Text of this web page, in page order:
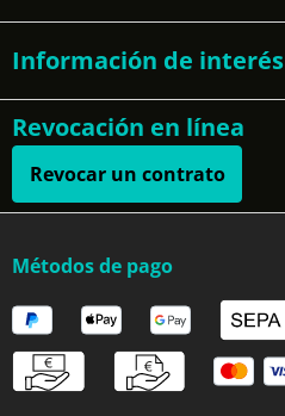
Información de interés
Revocación en línea
Revocar un contrato
Métodos de pago